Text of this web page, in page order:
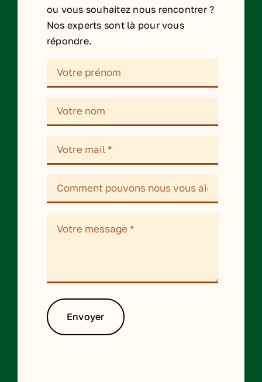
ou vous souhaitez nous rencontrer ?
Nos experts sont là pour vous
répondre.
Envoyer